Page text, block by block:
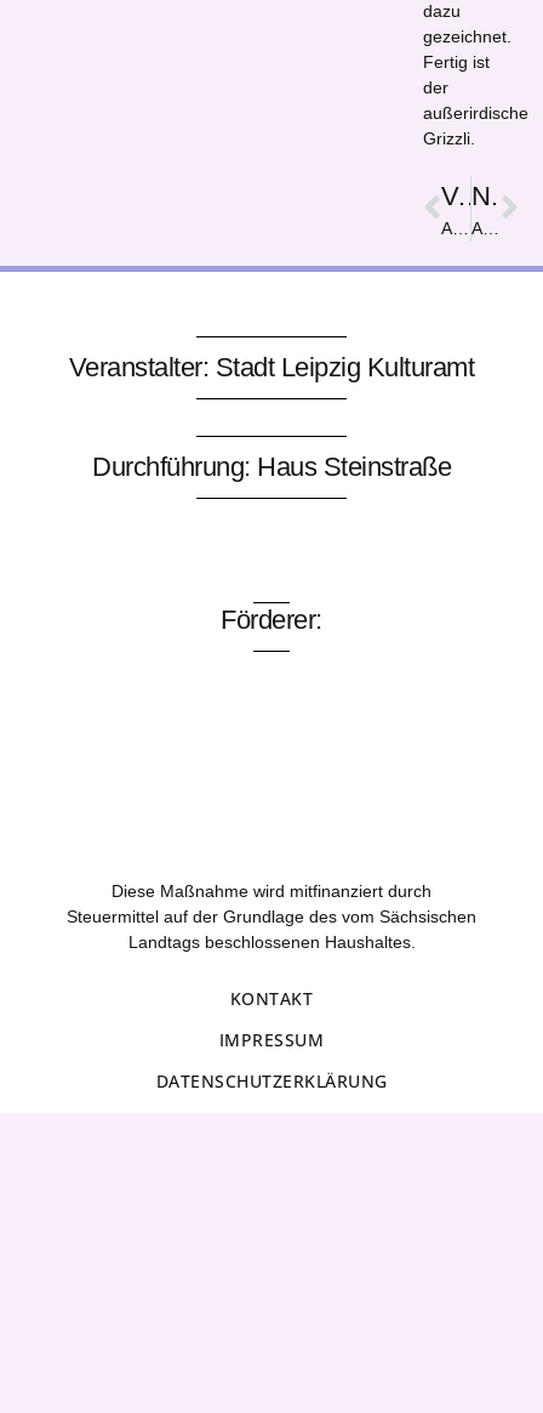
dazu
gezeichnet.
Fertig ist
der
außerirdische
Grizzli.
Vorige
Alles ist bunt
Nächster
Anders? Nein alle gleich!
Veranstalter: Stadt Leipzig Kulturamt
Durchführung: Haus Steinstraße
Förderer:
Diese Maßnahme wird mitfinanziert durch
Steuermittel auf der Grundlage des vom Sächsischen
Landtags beschlossenen Haushaltes.
KONTAKT
IMPRESSUM
DATENSCHUTZERKLÄRUNG